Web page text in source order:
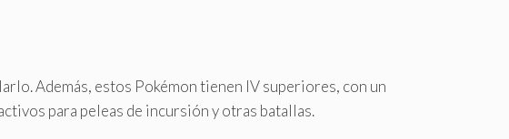
Además, estos Pokémon tienen IV superiores, con un
para peleas de incursión y otras batallas.